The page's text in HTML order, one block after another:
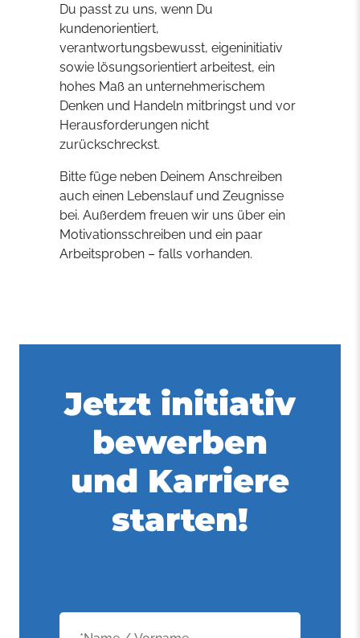
Du passt zu uns, wenn Du
kundenorientiert,
verantwortungsbewusst, eigeninitiativ
sowie lösungsorientiert arbeitest, ein
hohes Maß an unternehmerischem
Denken und Handeln mitbringst und vor
Herausforderungen nicht
zurückschreckst.
Bitte füge neben Deinem Anschreiben
auch einen Lebenslauf und Zeugnisse
bei. Außerdem freuen wir uns über ein
Motivationsschreiben und ein paar
Arbeitsproben – falls vorhanden.
Jetzt initiativ
bewerben
und Karriere
starten!